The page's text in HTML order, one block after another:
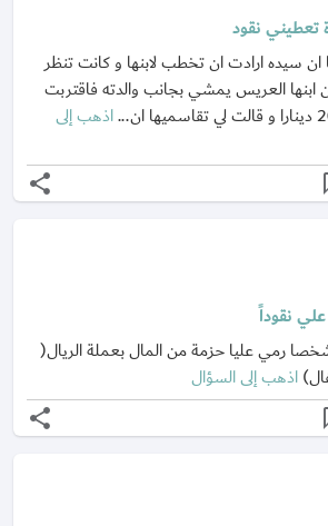
نقود
سيده ارادت ان تخطب لابنها و كانت تنظر
ابنها العريس يمشي بجانب والدته فاقتربت
اذهب إلى
share
نقوداً
رمي عليا حزمة من المال بعملة الريال(
اذهب إلى السؤال
share